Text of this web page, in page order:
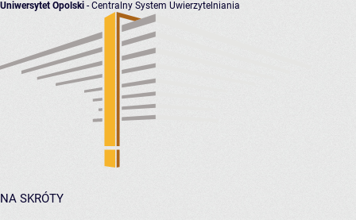
Uniwersytet Opolski - Centralny System Uwierzytelniania
NA SKRÓTY